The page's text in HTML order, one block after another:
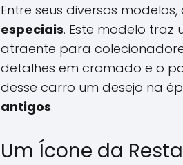
Entre seus diversos modelos,
especiais. Este modelo
atraente para
detalhes em cromado e o
desse carro um desejo na
antigos.
Um Ícone da